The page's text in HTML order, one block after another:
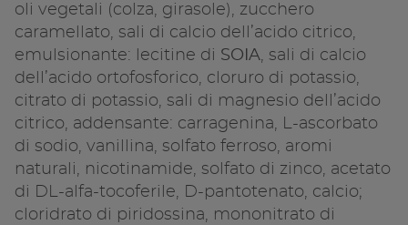
oli vegetali (colza, girasole), zucchero
caramellato, sali di calcio dell’acido citrico,
emulsionante: lecitine di SOIA, sali di calcio
dell’acido ortofosforico, cloruro di potassio,
citrato di potassio, sali di magnesio dell’acido
citrico, addensante: carragenina, L-ascorbato
di sodio, vanillina, solfato ferroso, aromi
naturali, nicotinamide, solfato di zinco, acetato
di DL-alfa-tocoferile, D-pantotenato, calcio;
cloridrato di piridossina, mononitrato di